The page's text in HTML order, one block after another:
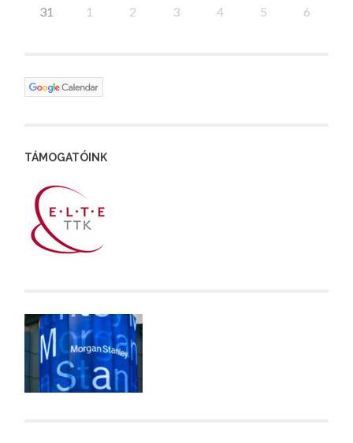
31 1 2 3 4 5 6
TÁMOGATÓINK